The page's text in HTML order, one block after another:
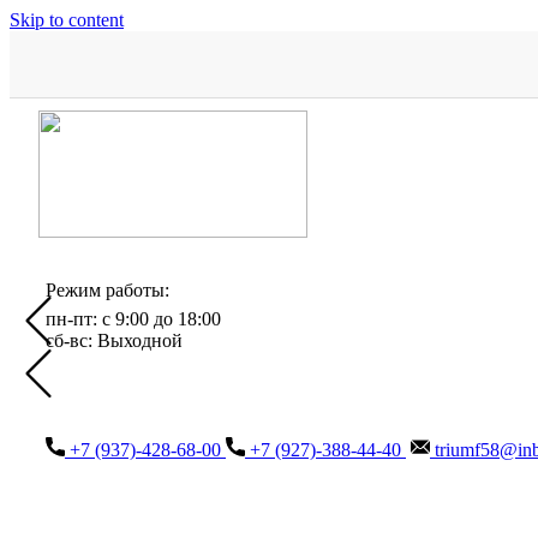
Skip to content
Режим работы:
пн-пт: с 9:00 до 18:00
сб-вс: Выходной
+7 (937)-428-68-00 +7 (927)-388-44-40